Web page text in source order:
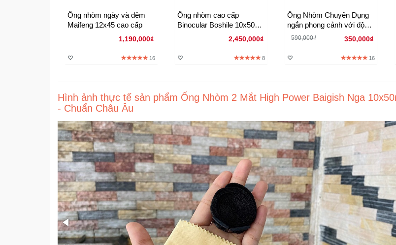
Ống nhòm ngày và đêm
Maifeng 12x45 cao cấp
1,190,000₫
16
Ống nhòm cao cấp
Binocular Boshile 10x50
cao cấp Nhìn đêm lăng
2,450,000₫
8
Ống Nhòm Chuyên Dụng
ngắn phong cảnh với độ
nét cao 20x50
590,000₫ 350,000₫
16
Hình ảnh thực tế sản phẩm Ống Nhòm 2 Mắt High Power Baigish Nga
- Chuẩn Châu Âu